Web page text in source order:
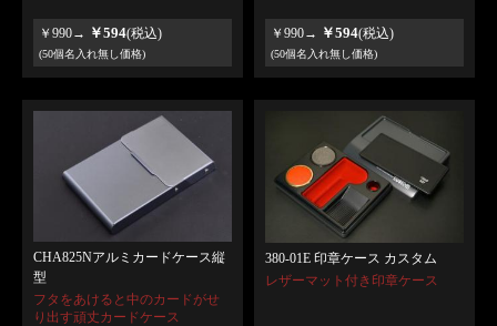
￥990→ ￥594(税込)
(50個名入れ無し価格)
￥990→ ￥594(税込)
(50個名入れ無し価格)
CHA825Nアルミカードケース縦
型
フタをあけると中のカードがせ
り出す頑丈カードケース
380-01E 印章ケース カスタム
レザーマット付き印章ケース